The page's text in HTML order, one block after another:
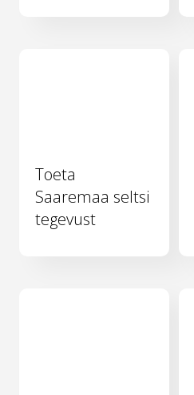
Toeta
Saaremaa seltsi
tegevust